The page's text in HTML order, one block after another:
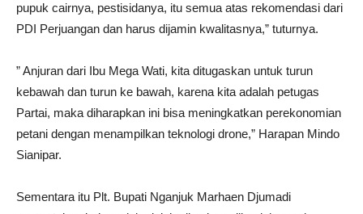
pupuk cairnya, pestisidanya, itu semua atas rekomendasi dari
PDI Perjuangan dan harus dijamin kwalitasnya,” tuturnya.
” Anjuran dari Ibu Mega Wati, kita ditugaskan untuk turun
kebawah dan turun ke bawah, karena kita adalah petugas
Partai, maka diharapkan ini bisa meningkatkan perekonomian
petani dengan menampilkan teknologi drone,” Harapan Mindo
Sianipar.
Sementara itu Plt. Bupati Nganjuk Marhaen Djumadi